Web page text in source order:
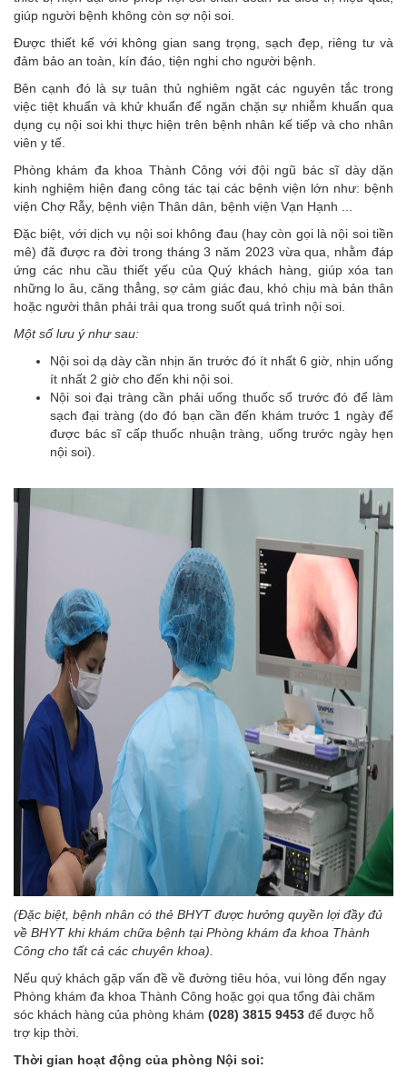
giúp người bệnh không còn sợ nội soi.
Được thiết kế với không gian sang trọng, sạch đẹp, riêng tư và
đảm bảo an toàn, kín đáo, tiện nghi cho người bệnh.
Bên cạnh đó là sự tuân thủ nghiêm ngặt các nguyên tắc trong
việc tiệt khuẩn và khử khuẩn để ngăn chặn sự nhiễm khuẩn qua
dụng cụ nội soi khi thực hiện trên bệnh nhân kế tiếp và cho nhân
viên y tế.
Phòng khám đa khoa Thành Công với đội ngũ bác sĩ dày dặn
kinh nghiệm hiện đang công tác tại các bệnh viện lớn như: bệnh
viện Chợ Rẫy, bệnh viện Thân dân, bệnh viện Vạn Hạnh ...
Đặc biệt, với dịch vụ nội soi không đau (hay còn gọi là nội soi tiền
mê) đã được ra đời trong tháng 3 năm 2023 vừa qua, nhằm đáp
ứng các nhu cầu thiết yếu của Quý khách hàng, giúp xóa tan
những lo âu, căng thẳng, sợ cảm giác đau, khó chịu mà bản thân
hoặc người thân phải trải qua trong suốt quá trình nội soi.
Một số lưu ý như sau:
Nội soi dạ dày cần nhịn ăn trước đó ít nhất 6 giờ, nhịn uống
ít nhất 2 giờ cho đến khi nội soi.
Nội soi đại tràng cần phải uống thuốc sổ trước đó để làm
sạch đại tràng (do đó bạn cần đến khám trước 1 ngày để
được bác sĩ cấp thuốc nhuận tràng, uống trước ngày hẹn
nội soi).
(Đặc biệt, bệnh nhân có thẻ BHYT được hưởng quyền lợi đầy đủ
về BHYT khi khám chữa bệnh tại Phòng khám đa khoa Thành
Công cho tất cả các chuyên khoa).
Nếu quý khách gặp vấn đề về đường tiêu hóa, vui lòng đến ngay
Phòng khám đa khoa Thành Công hoặc gọi qua tổng đài chăm
sóc khách hàng của phòng khám (028) 3815 9453 để được hỗ
trợ kịp thời.
Thời gian hoạt động của phòng Nội soi: